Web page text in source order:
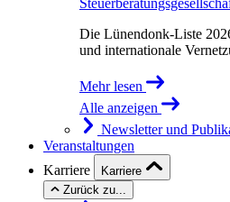
Die Lünendonk-Liste
und internationale
Mehr lesen
Alle anzeigen
Newsletter und
Veranstaltungen
Karriere
Karriere
Zurück zu...